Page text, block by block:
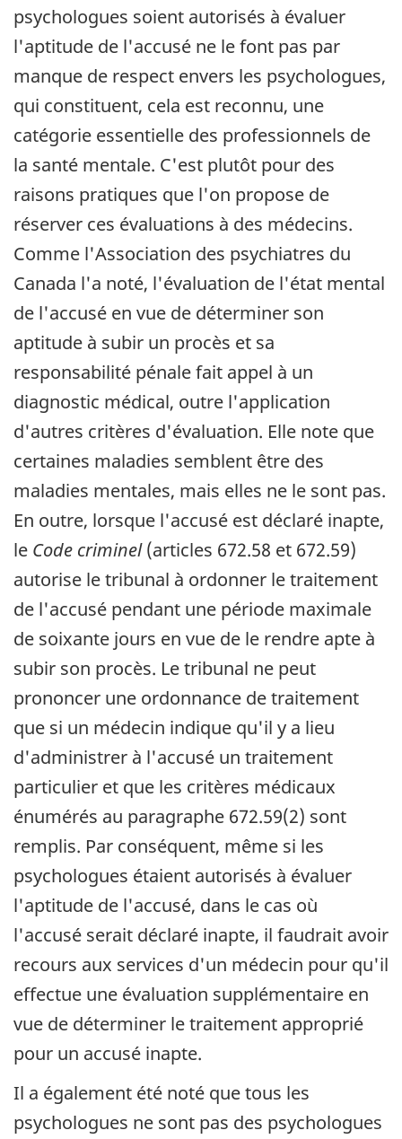
psychologues soient autorisés à évaluer
l'aptitude de l'accusé ne le font pas par
manque de respect envers les psychologues,
qui constituent, cela est reconnu, une
catégorie essentielle des professionnels de
la santé mentale. C'est plutôt pour des
raisons pratiques que l'on propose de
réserver ces évaluations à des médecins.
Comme l'Association des psychiatres du
Canada l'a noté, l'évaluation de l'état mental
de l'accusé en vue de déterminer son
aptitude à subir un procès et sa
responsabilité pénale fait appel à un
diagnostic médical, outre l'application
d'autres critères d'évaluation. Elle note que
certaines maladies semblent être des
maladies mentales, mais elles ne le sont pas.
En outre, lorsque l'accusé est déclaré inapte,
le Code criminel(articles 672.58 et 672.59)
autorise le tribunal à ordonner le traitement
de l'accusé pendant une période maximale
de soixante jours en vue de le rendre apte à
subir son procès. Le tribunal ne peut
prononcer une ordonnance de traitement
que si un médecin indique qu'il y a lieu
d'administrer à l'accusé un traitement
particulier et que les critères médicaux
énumérés au paragraphe 672.59(2) sont
remplis. Par conséquent, même si les
psychologues étaient autorisés à évaluer
l'aptitude de l'accusé, dans le cas où
l'accusé serait déclaré inapte, il faudrait avoir
recours aux services d'un médecin pour qu'il
effectue une évaluation supplémentaire en
vue de déterminer le traitement approprié
pour un accusé inapte.
Il a également été noté que tous les
psychologues ne sont pas des psychologues